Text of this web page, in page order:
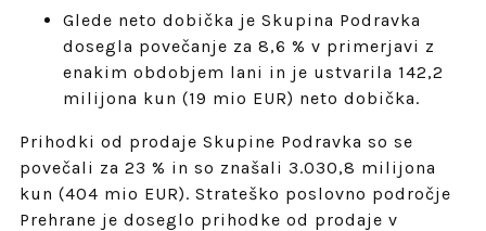
Glede neto dobička je Skupina Podravka
dosegla povečanje za 8,6 % v primerjavi z
enakim obdobjem lani in je ustvarila 142,2
milijona kun (19 mio EUR) neto dobička.
Prihodki od prodaje Skupine Podravka so se
povečali za 23 % in so znašali 3.030,8 milijona
kun (404 mio EUR). Strateško poslovno področje
Prehrane je doseglo prihodke od prodaje v